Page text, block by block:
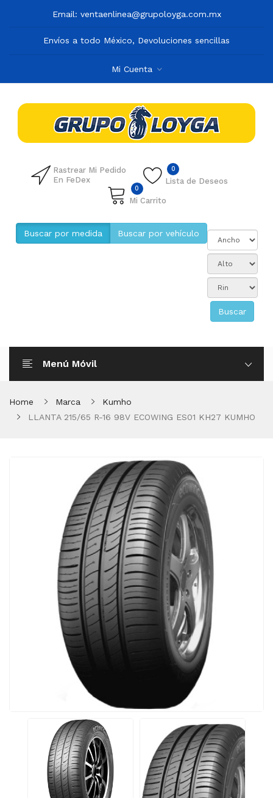
Email: ventaenlinea@grupoloyga.com.mx
Envíos a todo México, Devoluciones sencillas
Mi Cuenta
Rastrear Mi Pedido
En FeDex
Lista de Deseos
0
0
Mi Carrito
Buscar por medida Buscar por vehículo
Buscar
Menú Móvil
Home Marca
Kumho
LLANTA 215/65 R-16 98V ECOWING ES01 KH27 KUMHO